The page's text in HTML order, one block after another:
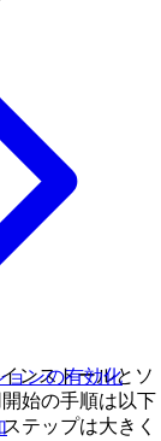
ョンの有効化
ンストールとソ
始の手順は以下
テップは大きく